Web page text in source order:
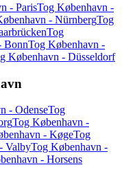
- ParisTog København -
- NürnbergTog
Tog
BonnTog København -
København - Düsseldorf
- OdenseTog
Tog København -
- KøgeTog
ValbyTog København -
- Horsens